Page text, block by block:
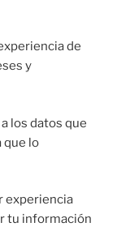
de
y
los datos que
que lo
experiencia
tu información